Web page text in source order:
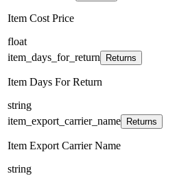
Item Cost Price
float
item_days_for_return
Returns
Item Days For Return
string
item_export_carrier_name
Returns
Item Export Carrier Name
string